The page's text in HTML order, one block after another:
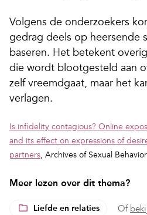
Volgens de onderzoekers
gedrag deels op heersende
baseren. Het betekent
die wordt blootgesteld aan
zelf vreemdgaat, maar het
verlagen.
Is infidelity contagious? Online
and its effect on expressions of
partners, Archives of Sexual
Meer lezen over dit thema?
Liefde en relaties Of